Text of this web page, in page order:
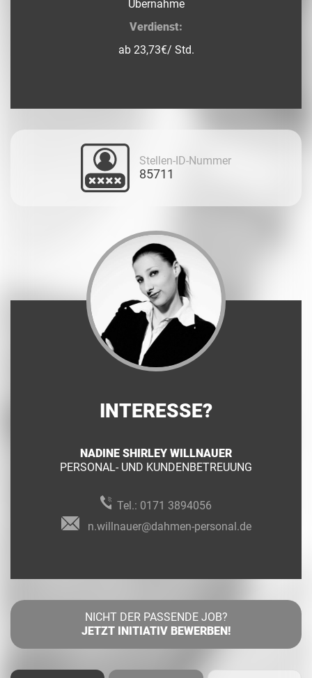
Übernahme
Verdienst:
ab 23,73€/ Std.
Stellen-ID-Nummer
85711
INTERESSE?
NADINE SHIRLEY WILLNAUER
PERSONAL- UND KUNDENBETREUUNG
Tel.: 0171 3894056
n.willnauer@dahmen-personal.de
NICHT DER PASSENDE JOB?
JETZT INITIATIV BEWERBEN!